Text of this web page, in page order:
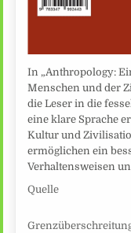
In „Anthropology:
Menschen und der
die Leser in die
eine klare Sprache
Kultur und
ermöglichen ein
Verhaltensweisen
Quelle